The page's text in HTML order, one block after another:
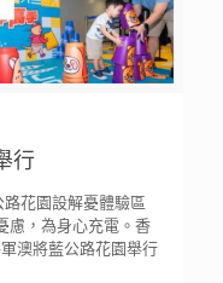
行
路花園設解憂體驗區
慮，為身心充電。香
澳將藍公路花園舉行